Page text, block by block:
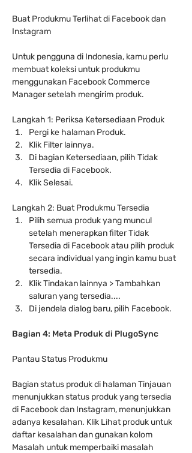
Buat Produkmu Terlihat di Facebook dan
Instagram
Untuk pengguna di Indonesia, kamu perlu
membuat koleksi untuk produkmu
menggunakan Facebook Commerce
Manager setelah mengirim produk.
Langkah 1: Periksa Ketersediaan Produk
Pergi ke halaman Produk.
Klik Filter lainnya.
Di bagian Ketersediaan, pilih Tidak
Tersedia di Facebook.
Klik Selesai.
Langkah 2: Buat Produkmu Tersedia
Pilih semua produk yang muncul
setelah menerapkan filter Tidak
Tersedia di Facebook atau pilih produk
secara individual yang ingin kamu buat
tersedia.
Klik Tindakan lainnya > Tambahkan
saluran yang tersedia....
Di jendela dialog baru, pilih Facebook.
Bagian 4: Meta Produk di PlugoSync
Pantau Status Produkmu
Bagian status produk di halaman Tinjauan
menunjukkan status produk yang tersedia
di Facebook dan Instagram, menunjukkan
adanya kesalahan. Klik Lihat produk untuk
daftar kesalahan dan gunakan kolom
Masalah untuk memperbaiki masalah